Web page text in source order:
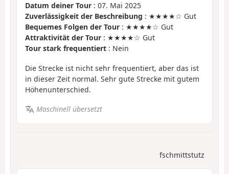
Datum deiner Tour : 07. Mai 2025
Zuverlässigkeit der Beschreibung : ★★★★☆ Gut
Bequemes Folgen der Tour : ★★★★☆ Gut
Attraktivität der Tour : ★★★★☆ Gut
Tour stark frequentiert : Nein
Die Strecke ist nicht sehr frequentiert, aber das ist
in dieser Zeit normal. Sehr gute Strecke mit gutem
Höhenunterschied.
Maschinell übersetzt
fschmittstutz